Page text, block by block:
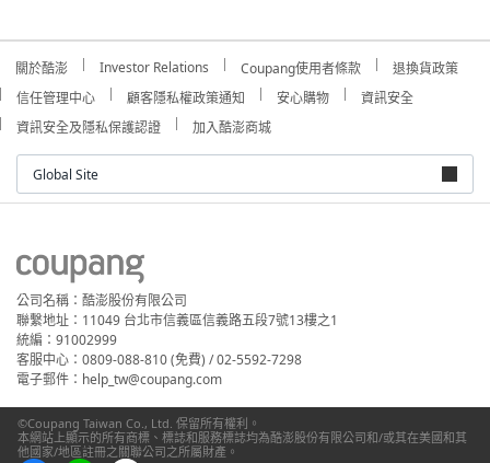
關於酷澎 Investor Relations Coupang使用者條款
退換貨政策
信任管理中心
顧客隱私權政策通知 安心購物
資訊安全
資訊安全及隱私保護認證
加入酷澎商城
Global Site
公司名稱：酷澎股份有限公司
聯繫地址：11049 台北市信義區信義路五段7號13樓之1
統編：91002999
客服中心：0809-088-810 (免費) / 02-5592-7298
電子郵件：help_tw@coupang.com
©Coupang Taiwan Co., Ltd. 保留所有權利。
本網站上顯示的所有商標、標誌和服務標誌均為酷澎股份有限公司和/或其在美國和其
他國家/地區註冊之關聯公司之所屬財產。